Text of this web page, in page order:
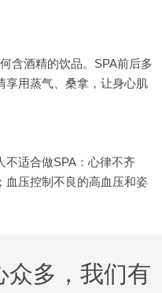
含酒精的饮品。SPA前后多
享用蒸气、桑拿，让身心肌
不适合做SPA：心律不齐
血压控制不良的高血压和姿
众多，我们有